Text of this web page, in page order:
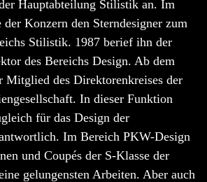
Hauptabteilung Stilistik an. Im
der Konzern den Sterndesigner zum
Stilistik. 1987 berief ihn der
des Bereichs Design. Ab dem
Mitglied des Direktorenkreises der
In dieser Funktion
für das Design der
Im Bereich PKW-Design
und Coupés der S-Klasse der
gelungensten Arbeiten. Aber auch